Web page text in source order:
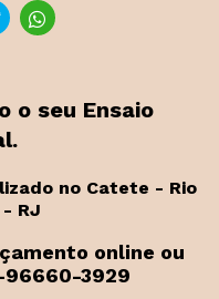
o seu Ensaio
no Catete - Rio
RJ
online ou
96660-3929